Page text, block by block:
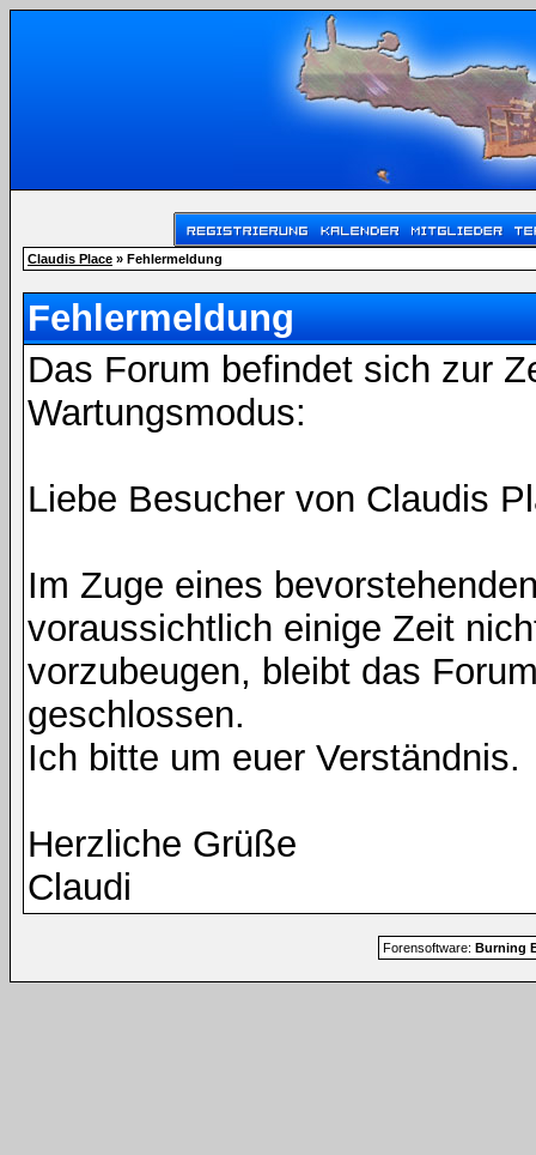
Claudis Place » Fehlermeldung
Fehlermeldung
Das Forum befindet sich zur
Wartungsmodus:
Liebe Besucher von Claudis
Im Zuge eines
voraussichtlich einige Zeit
vorzubeugen, bleibt das
geschlossen.
Ich bitte um euer Verständnis.
Herzliche Grüße
Claudi
Forensoftware: Burning